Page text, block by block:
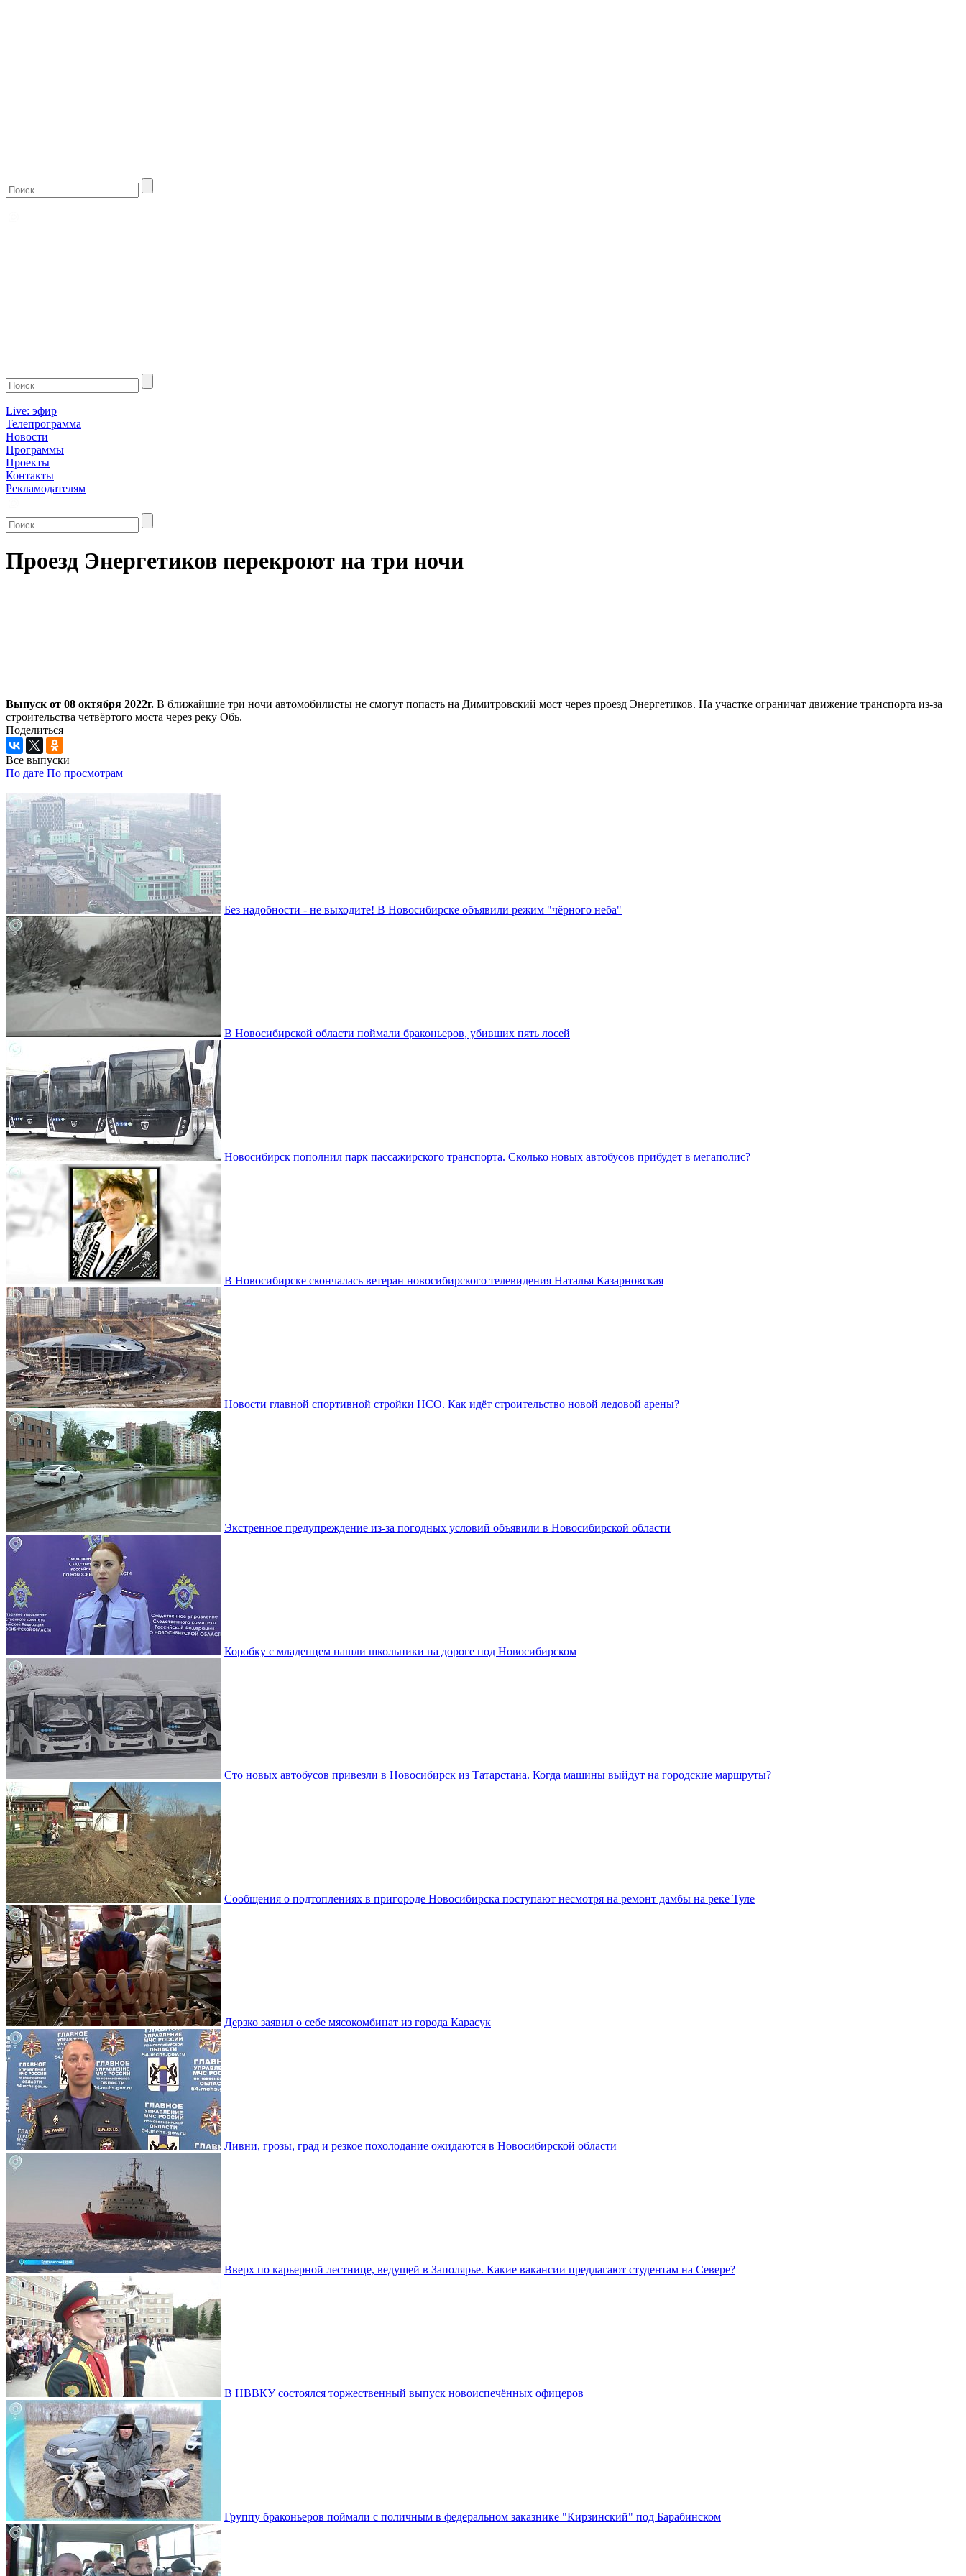
Live: эфир
Телепрограмма
Новости
Программы
Проекты
Контакты
Рекламодателям
Проезд Энергетиков перекроют на три ночи
Выпуск от 08 октября 2022г. В ближайшие три ночи автомобилисты не смогут попасть на Димитровский мост через проезд Энергетиков. На участке ограничат движение транспорта из-за
строительства четвёртого моста через реку Обь.
Поделиться
Все выпуски
По дате По просмотрам
Без надобности - не выходите! В Новосибирске объявили режим "чёрного неба"
В Новосибирской области поймали браконьеров, убивших пять лосей
Новосибирск пополнил парк пассажирского транспорта. Сколько новых автобусов прибудет в мегаполис?
В Новосибирске скончалась ветеран новосибирского телевидения Наталья Казарновская
Новости главной спортивной стройки НСО. Как идёт строительство новой ледовой арены?
Экстренное предупреждение из-за погодных условий объявили в Новосибирской области
Коробку с младенцем нашли школьники на дороге под Новосибирском
Сто новых автобусов привезли в Новосибирск из Татарстана. Когда машины выйдут на городские маршруты?
Сообщения о подтоплениях в пригороде Новосибирска поступают несмотря на ремонт дамбы на реке Туле
Дерзко заявил о себе мясокомбинат из города Карасук
Ливни, грозы, град и резкое похолодание ожидаются в Новосибирской области
Вверх по карьерной лестнице, ведущей в Заполярье. Какие вакансии предлагают студентам на Севере?
В НВВКУ состоялся торжественный выпуск новоиспечённых офицеров
Группу браконьеров поймали с поличным в федеральном заказнике "Кирзинский" под Барабинском